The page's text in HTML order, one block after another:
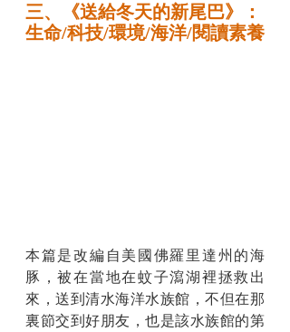
三、《送給冬天的新尾巴》：
生命/科技/環境/海洋/閱讀素養
本篇是改編自美國佛羅里達州的海
豚，被在當地在蚊子瀉湖裡拯救出
來，送到清水海洋水族館，不但在那
裏節交到好朋友，也是該水族館的第